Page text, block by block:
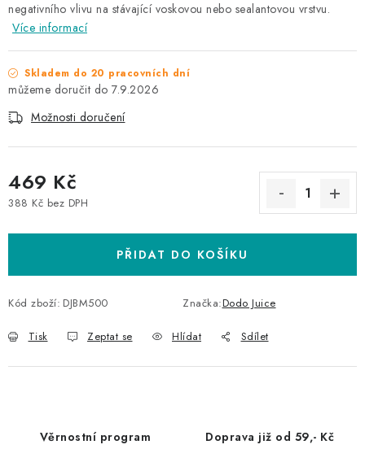
Podmínky ochrany osobních údajů
Mapa serveru
negativního vlivu na stávající voskovou nebo sealantovou vrstvu.
Více informací
Skladem do 20 pracovních dní
7.9.2026
Možnosti doručení
469 Kč
388 Kč bez DPH
PŘIDAT DO KOŠÍKU
Kód zboží: DJBM500 Značka:Dodo Juice
Tisk Zeptat se Hlídat Sdílet
Věrnostní program Doprava již od 59,- Kč